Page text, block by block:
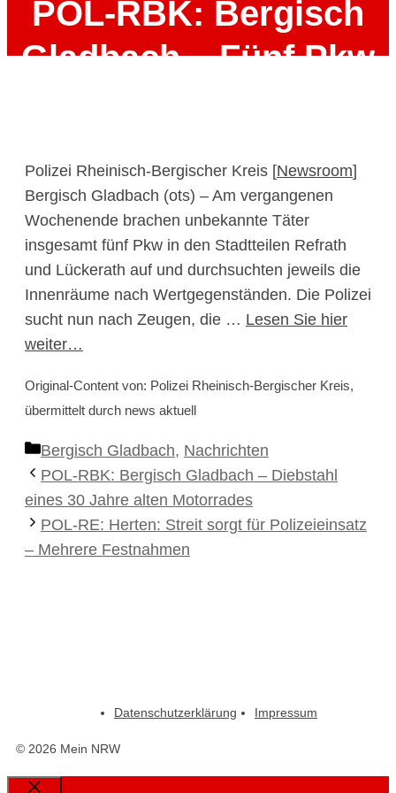
POL-RBK: Bergisch
Gladbach – Fünf Pkw
aufgebrochen
22. Juni 2026
Polizei Rheinisch-Bergischer Kreis [Newsroom]
Bergisch Gladbach (ots) – Am vergangenen
Wochenende brachen unbekannte Täter
insgesamt fünf Pkw in den Stadtteilen Refrath
und Lückerath auf und durchsuchten jeweils die
Innenräume nach Wertgegenständen. Die Polizei
sucht nun nach Zeugen, die … Lesen Sie hier
weiter…
Original-Content von: Polizei Rheinisch-Bergischer Kreis,
übermittelt durch news aktuell
Kategorien
Bergisch Gladbach, Nachrichten
POL-RBK: Bergisch Gladbach – Diebstahl
eines 30 Jahre alten Motorrades
POL-RE: Herten: Streit sorgt für Polizeieinsatz
– Mehrere Festnahmen
Datenschutzerklärung Impressum
© 2026 Mein NRW